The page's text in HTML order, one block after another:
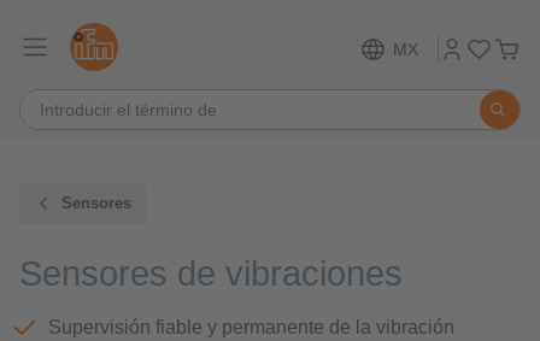
MX
Sensores
Sensores de vibraciones
Supervisión fiable y permanente de la vibración